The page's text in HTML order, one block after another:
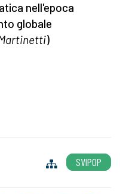
nell'epoca
globale
)
SVIPOP